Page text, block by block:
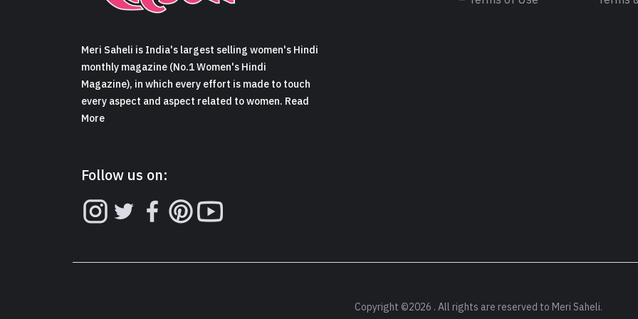
Meri Saheli is India's largest selling women's Hindi
monthly magazine (No.1 Women's Hindi
Magazine), in which every effort is made to touch
every aspect and aspect related to women. Read
More
Follow us on:
Copyright ©2026 . All rights are reserved to Meri Saheli.